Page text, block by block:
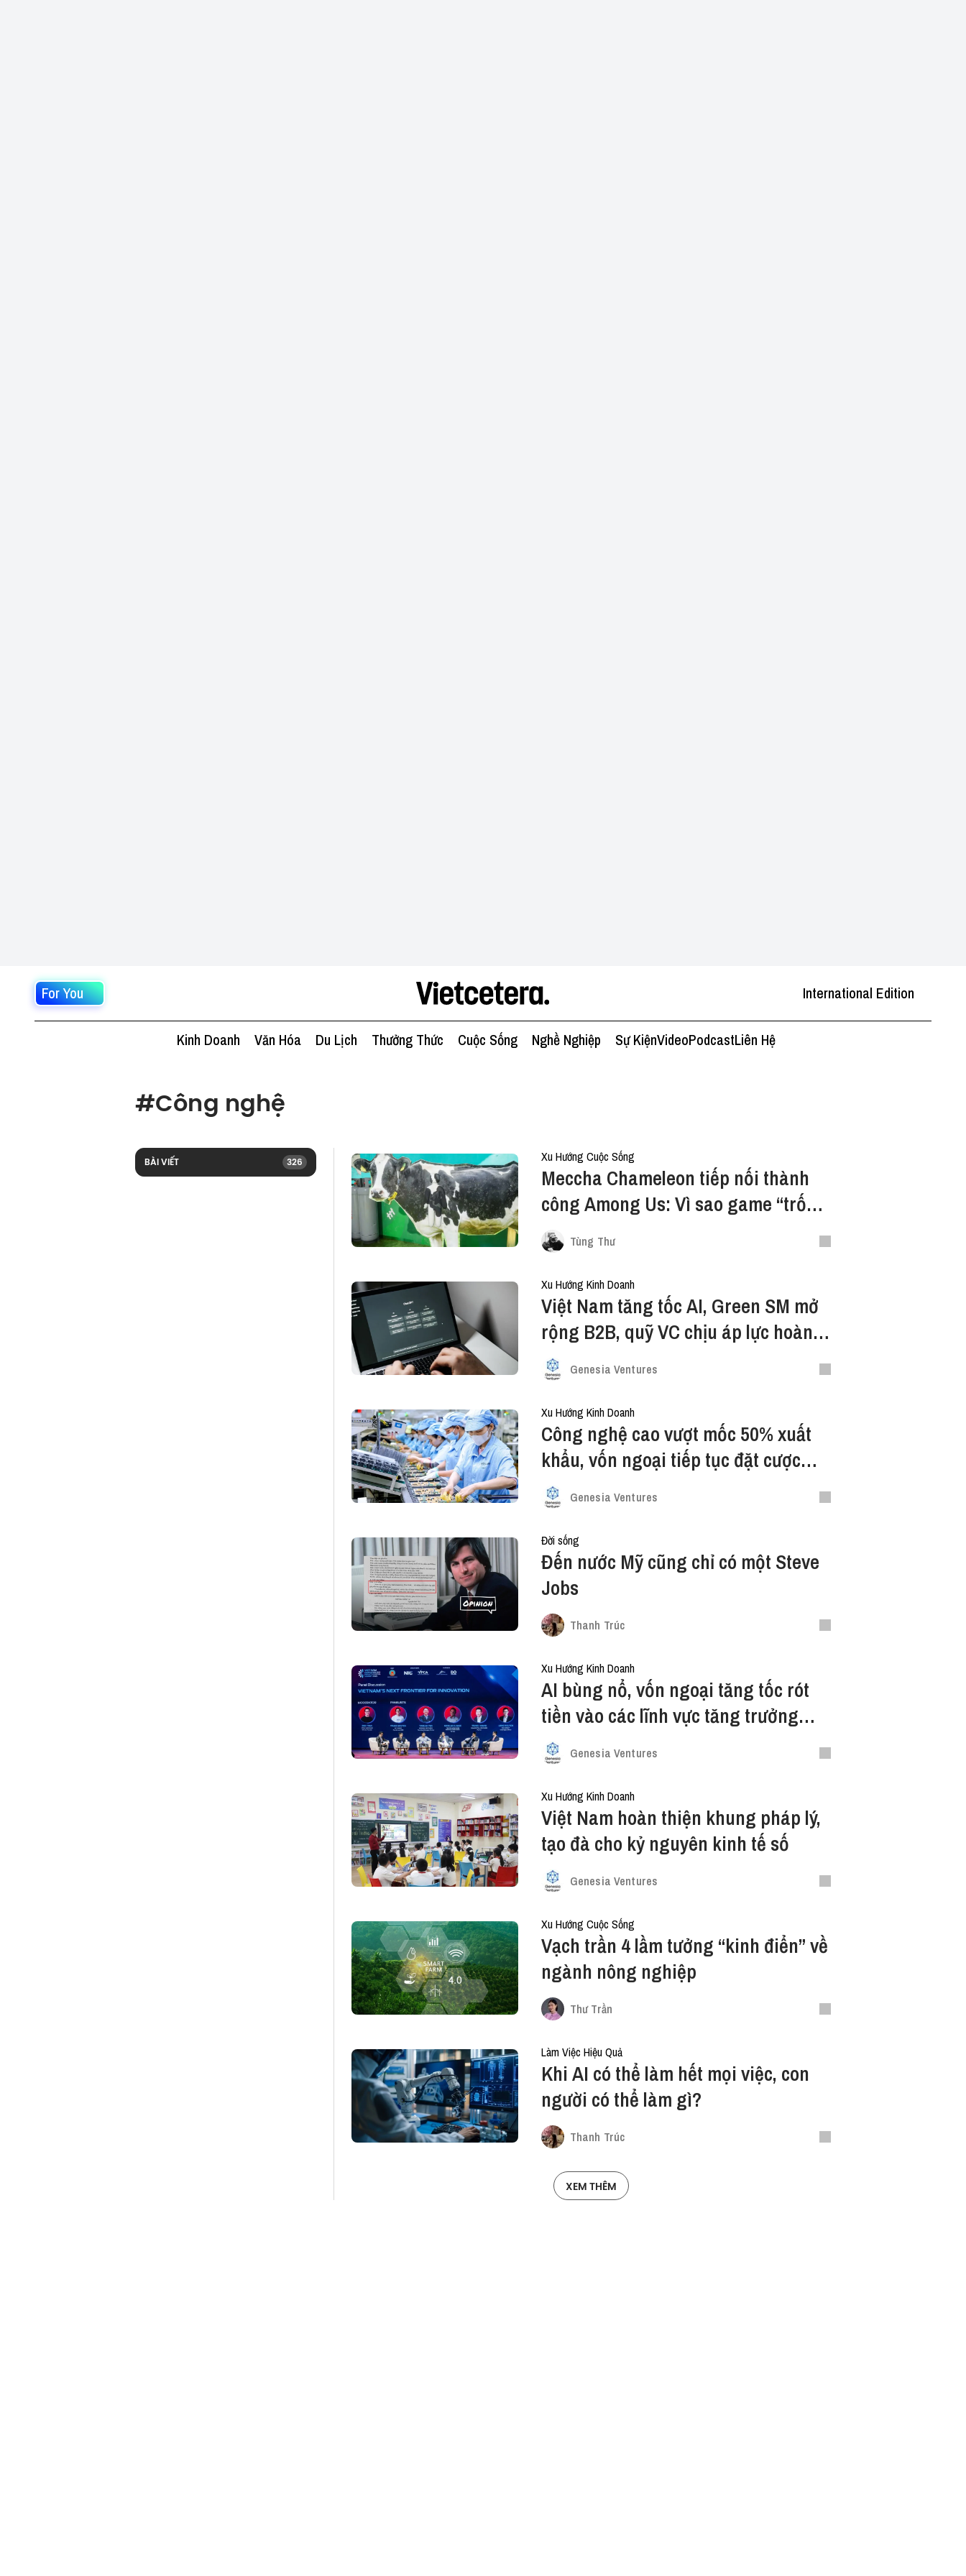
For You International Edition
Kinh Doanh Văn Hóa Du Lịch Thưởng Thức Cuộc Sống Nghề Nghiệp Sự KiệnVideoPodcastLiên Hệ
#Công nghệ
BÀI VIẾT 326 Xu Hướng Cuộc Sống
Meccha Chameleon tiếp nối thành
công Among Us: Vì sao game “trốn
tìm” chưa bao giờ hết hấp dẫn?
Tùng Thư
Xu Hướng Kinh Doanh
Việt Nam tăng tốc AI, Green SM mở
rộng B2B, quỹ VC chịu áp lực hoàn
vốn
Genesia Ventures
Xu Hướng Kinh Doanh
Công nghệ cao vượt mốc 50% xuất
khẩu, vốn ngoại tiếp tục đặt cược
vào Việt Nam
Genesia Ventures
Đời sống
Đến nước Mỹ cũng chỉ có một Steve
Jobs
Thanh Trúc
Xu Hướng Kinh Doanh
AI bùng nổ, vốn ngoại tăng tốc rót
tiền vào các lĩnh vực tăng trưởng
mới của Việt Nam
Genesia Ventures
Xu Hướng Kinh Doanh
Việt Nam hoàn thiện khung pháp lý,
tạo đà cho kỷ nguyên kinh tế số
Genesia Ventures
Xu Hướng Cuộc Sống
Vạch trần 4 lầm tưởng “kinh điển” về
ngành nông nghiệp
Thư Trần
Làm Việc Hiệu Quả
Khi AI có thể làm hết mọi việc, con
người có thể làm gì?
Thanh Trúc
XEM THÊM